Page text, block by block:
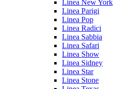
Linea New York
Linea Parigi
Linea Pop
Linea Radici
Linea Sabbia
Linea Safari
Linea Show
Linea Sidney
Linea Star
Linea Stone